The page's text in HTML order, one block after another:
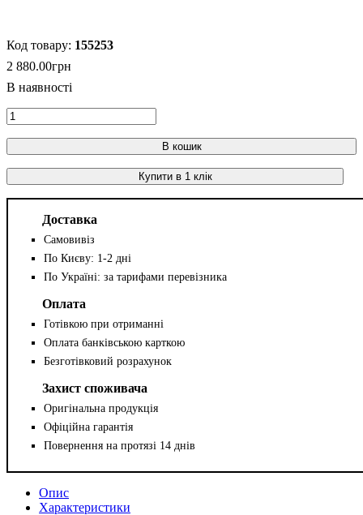
155253
2 880.00грн
В кошик
Купити в 1 клік
Доставка
Самовивіз
По Києву: 1-2 дні
По Україні: за тарифами перевізника
Оплата
Готівкою при отриманні
Оплата банківською карткою
Безготівковий розрахунок
Захист споживача
Оригінальна продукція
Офіційна гарантія
Повернення на протязі 14 днів
Опис
Характеристики